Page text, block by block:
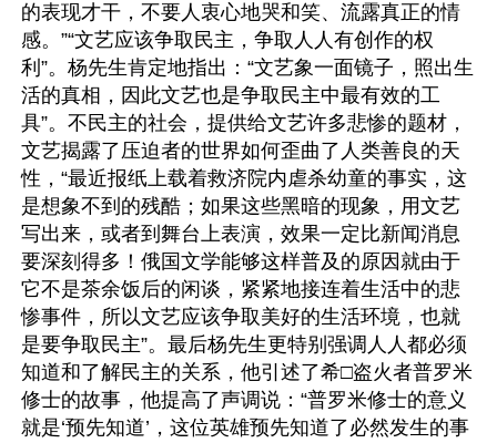
的表现才干，不要人衷心地哭和笑、流露真正的情
感。”“文艺应该争取民主，争取人人有创作的权
利”。杨先生肯定地指出：“文艺象一面镜子，照出生
活的真相，因此文艺也是争取民主中最有效的工
具”。不民主的社会，提供给文艺许多悲惨的题材，
文艺揭露了压迫者的世界如何歪曲了人类善良的天
性，“最近报纸上载着救济院内虐杀幼童的事实，这
是想象不到的残酷；如果这些黑暗的现象，用文艺
写出来，或者到舞台上表演，效果一定比新闻消息
要深刻得多！俄国文学能够这样普及的原因就由于
它不是茶余饭后的闲谈，紧紧地接连着生活中的悲
惨事件，所以文艺应该争取美好的生活环境，也就
是要争取民主”。最后杨先生更特别强调人人都必须
知道和了解民主的关系，他引述了希□盗火者普罗米
修士的故事，他提高了声调说：“普罗米修士的意义
就是‘预先知道’，这位英雄预先知道了必然发生的事